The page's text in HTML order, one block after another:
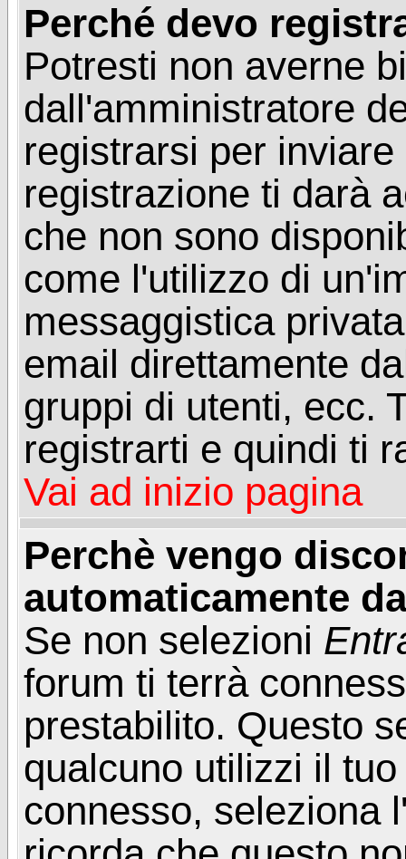
Perché devo
Potresti non averne
dall'amministratore
registrarsi per
registrazione ti darà
che non sono
come l'utilizzo di
messaggistica
email direttamente
gruppi di utenti, ecc.
registrarti e quindi ti
Vai ad inizio pagina
Perchè vengo
automaticamente
Se non selezioni
forum ti terrà
prestabilito. Questo
qualcuno utilizzi il
connesso, seleziona